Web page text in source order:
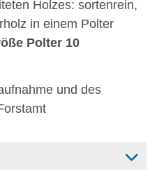
Holzes: sortenrein,
in einem Polter
Polter 10
und des